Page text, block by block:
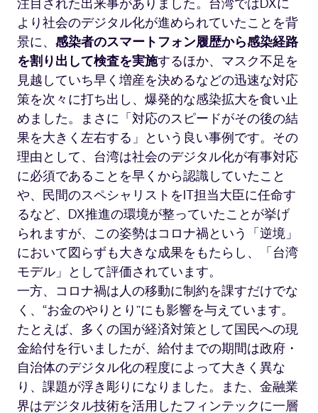
注目された出来事がありました。台湾ではDXに
より社会のデジタル化が進められていたことを背
景に、 感染者のスマートフォン履歴から感染経路
を割り出して検査を実施するほか、マスク不足を
見越していち早く増産を決めるなどの迅速な対応
策を次々に打ち出し、爆発的な感染拡大を食い止
めました。まさに「対応のスピードがその後の結
果を大きく左右する」という良い事例です。その
理由として、台湾は社会のデジタル化が有事対応
に必須であることを早くから認識していたこと
や、民間のスペシャリストをIT担当大臣に任命す
るなど、DX推進の環境が整っていたことが挙げ
られますが、この姿勢はコロナ禍という「逆境」
において図らずも大きな成果をもたらし、「台湾
モデル」として評価されています。
一方、コロナ禍は人の移動に制約を課すだけでな
く、“お金のやりとり”にも影響を与えています。
たとえば、多くの国が経済対策として国民への現
金給付を行いましたが、給付までの期間は政府・
自治体のデジタル化の程度によって大きく異な
り、課題が浮き彫りになりました。また、金融業
界はデジタル技術を活用したフィンテックに一層